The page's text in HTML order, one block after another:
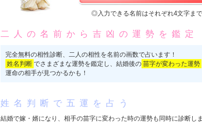
◎入力できる名前はそれぞれ4文字まで
二人の名前から吉凶の運勢を鑑定
完全無料の相性診断、二人の相性を名前の画数で占います！
姓名判断 でさまざまな運勢を鑑定し、結婚後の 苗字が変わった運勢
運命の相手が見つかるかも！
姓名判断で五運を占う
結婚で嫁・婿になり、相手の苗字に変わった時の運勢も同時に診断し